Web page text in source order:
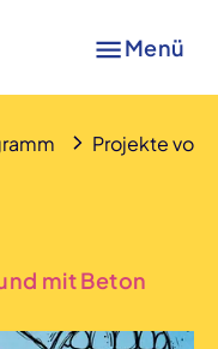
Menü
Projekte von
mit Beton